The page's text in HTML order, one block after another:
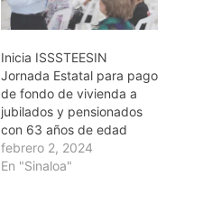
Inicia ISSSTEESIN
Jornada Estatal para pago
de fondo de vivienda a
jubilados y pensionados
con 63 años de edad
febrero 2, 2024
En "Sinaloa"